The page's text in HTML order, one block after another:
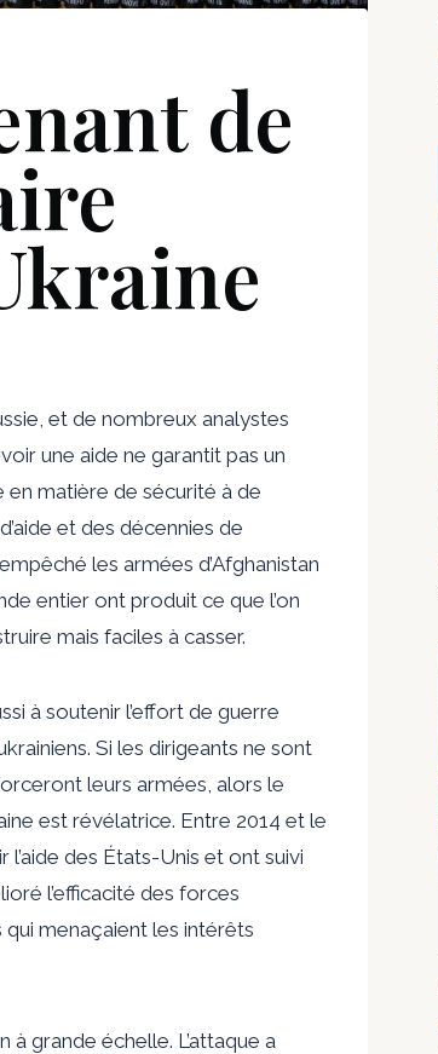
de
et de nombreux analystes
une aide ne garantit pas un
en matière de sécurité à de
et des décennies de
les armées d’Afghanistan
entier ont produit ce que l’on
mais faciles à casser.
à soutenir l’effort de guerre
Si les dirigeants ne sont
leurs armées, alors le
est révélatrice. Entre 2014 et le
des États-Unis et ont suivi
l’efficacité des forces
qui menaçaient les intérêts
à grande échelle. L’attaque a